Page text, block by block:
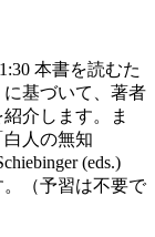
本書を読むた
基づいて、著者
介します。ま
人の無知
(eds.)
。（予習は不要で